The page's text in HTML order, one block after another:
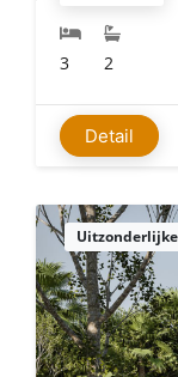
3 2
Detail